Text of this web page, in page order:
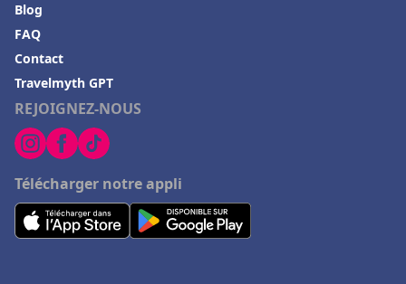
Hôtels à Evian-les-Bains
Hôtels à Villard-de-Lans
Hôtels à Lanzarote
Hôtels à Langeac
Hôtels à Draveil
Hôtels à Séoul
Hôtels à Decize
REJOIGNEZ-NOUS
Télécharger notre appli
Blog
FAQ
Contact
Travelmyth GPT